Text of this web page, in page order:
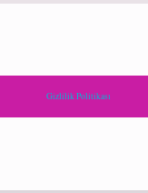
Gizlilik Politikası